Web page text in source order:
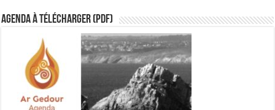
Agenda à télécharger (PDF)